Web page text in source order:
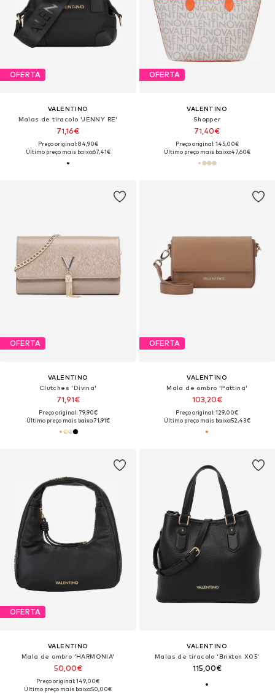
OFERTA
VALENTINO
Malas de tiracolo 'JENNY RE'
71,16€
Preço original: 84,90€
Último preço mais baixo:67,41€
OFERTA
VALENTINO
Shopper
71,40€
Preço original: 145,00€
Último preço mais baixo:47,60€
OFERTA
VALENTINO
Clutches 'Divina'
71,91€
Preço original: 79,90€
Último preço mais baixo:71,91€
OFERTA
VALENTINO
Mala de ombro 'Pattina'
103,20€
Preço original: 129,00€
Último preço mais baixo:52,43€
OFERTA
VALENTINO
Mala de ombro 'HARMONIA'
50,00€
Preço original: 149,00€
Último preço mais baixo:50,00€
VALENTINO
Malas de tiracolo 'Brixton X05'
115,00€